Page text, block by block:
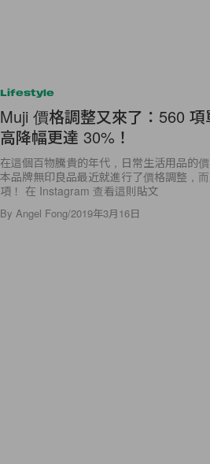
Lifestyle
Muji 價格調整又來了：560
高降幅更達 30%！
在這個百物騰貴的年代，日常生活用品的
本品牌無印良品最近就進行了價格調整，
項！ 在 Instagram 查看這則貼文
By Angel Fong/2019年3月16日